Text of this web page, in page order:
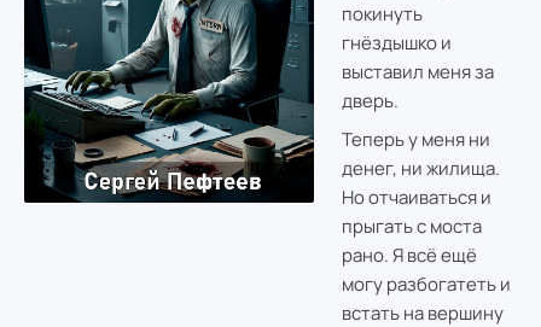
покинуть
гнёздышко и
выставил меня за
дверь.
Теперь у меня ни
денег, ни жилища.
Но отчаиваться и
прыгать с моста
рано. Я всё ещё
могу разбогатеть и
встать на вершину